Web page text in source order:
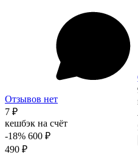
Отзывов нет
7 ₽
кешбэк на счёт
-18% 600 ₽
490 ₽